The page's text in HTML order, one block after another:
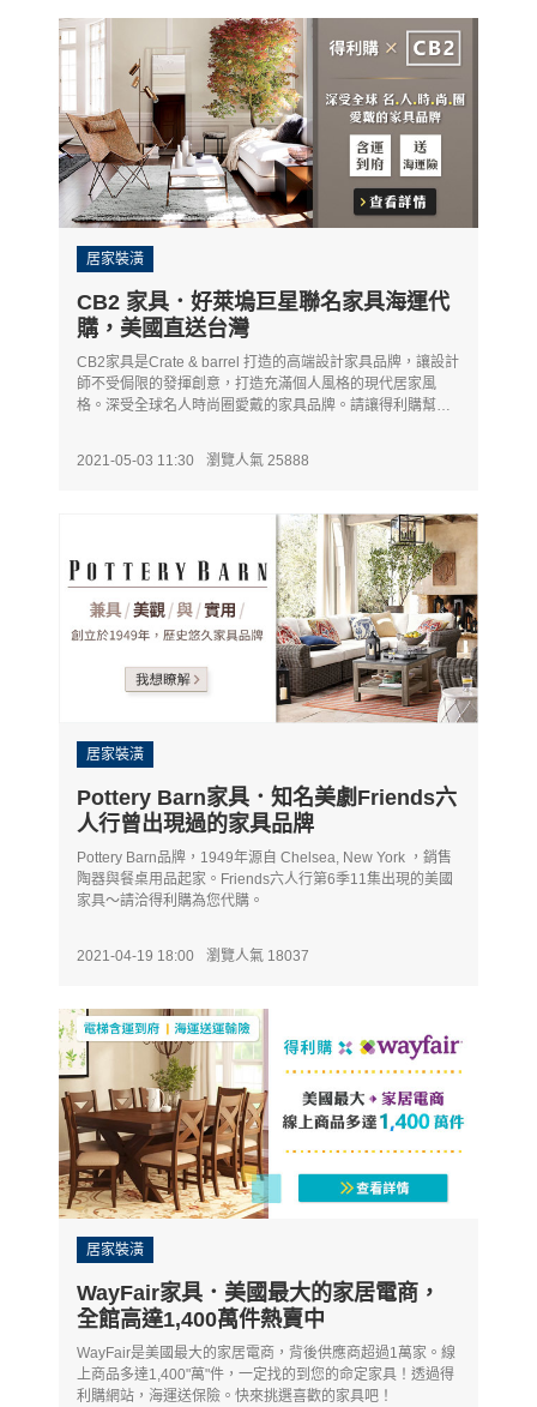
居家裝潢
CB2 家具．好萊塢巨星聯名家具海運代
購，美國直送台灣
CB2家具是Crate & barrel 打造的高端設計家具品牌，讓設計
師不受侷限的發揮創意，打造充滿個人風格的現代居家風
格。深受全球名人時尚圈愛戴的家具品牌。請讓得利購幫您
2021-05-03 11:30
瀏覽人氣 25888
居家裝潢
Pottery Barn家具．知名美劇Friends六
人行曾出現過的家具品牌
Pottery Barn品牌，1949年源自 Chelsea, New York ，銷售
陶器與餐桌用品起家。Friends六人行第6季11集出現的美國
家具～請洽得利購為您代購。
2021-04-19 18:00 瀏覽人氣 18037
居家裝潢
WayFair家具．美國最大的家居電商，
全館高達1,400萬件熱賣中
WayFair是美國最大的家居電商，背後供應商超過1萬家。線
上商品多達1,400"萬"件，一定找的到您的命定家具！透過得
利購網站，海運送保險。快來挑選喜歡的家具吧！